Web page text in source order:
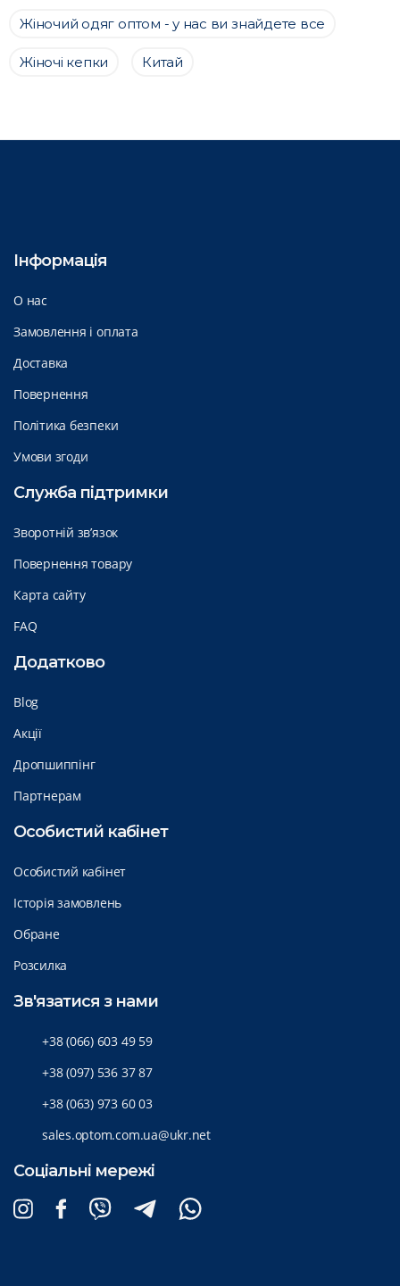
Жіночий одяг оптом - у нас ви знайдете все
Жіночі кепки Китай
Інформація
О нас
Замовлення і оплата
Доставка
Повернення
Політика безпеки
Умови згоди
Служба підтримки
Зворотній зв’язок
Повернення товару
Карта сайту
FAQ
Додатково
Blog
Акції
Дропшиппінг
Партнерам
Особистий кабінет
Особистий кабінет
Історія замовлень
Обране
Розсилка
Зв'язатися з нами
+38 (066) 603 49 59
+38 (097) 536 37 87
+38 (063) 973 60 03
sales.optom.com.ua@ukr.net
Соціальні мережі